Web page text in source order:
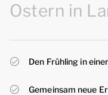
Ostern in
Den Frühling in
Gemeinsam neue